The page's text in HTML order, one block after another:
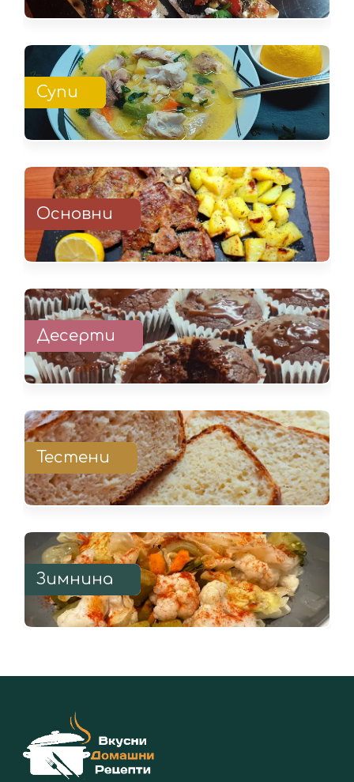
Супи
Основни
Десерти
Тестени
Зимнина